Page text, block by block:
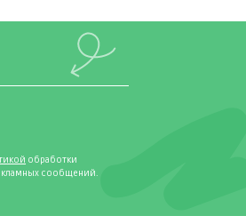
обработки
сообщений.